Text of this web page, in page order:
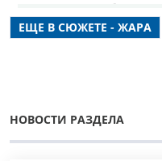
предупреждения об
на следующей неделе, зато
скромнее – около
ЕЩЕ В СЮЖЕТЕ - ЖАРА
НОВОСТИ РАЗДЕЛА